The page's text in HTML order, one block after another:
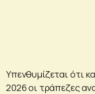
Υπενθυμίζεται ότι
2026 οι τράπεζες